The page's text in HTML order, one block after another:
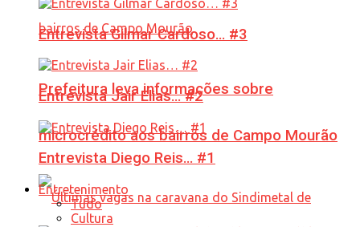
Prefeitura leva informações sobre
microcrédito aos bairros de Campo Mourão
Entrevista Gilmar Cardoso… #3
Entrevista Jair Elias… #2
Entrevista Diego Reis… #1
Entretenimento
Tudo
Cultura